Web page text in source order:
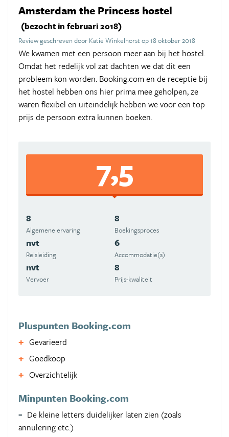
Amsterdam the Princess hostel
(bezocht in februari 2018)
Review geschreven door Katie Winkelhorst op 18 oktober 2018
We kwamen met een persoon meer aan bij het hostel.
Omdat het redelijk vol zat dachten we dat dit een
probleem kon worden. Booking.com en de receptie bij
het hostel hebben ons hier prima mee geholpen, ze
waren flexibel en uiteindelijk hebben we voor een top
prijs de persoon extra kunnen boeken.
7,5
8
Algemene ervaring
8
Boekingsproces
nvt
Reisleiding
6
Accommodatie(s)
nvt
Vervoer
8
Prijs-kwaliteit
Pluspunten Booking.com
Gevarieerd
Goedkoop
Overzichtelijk
Minpunten Booking.com
De kleine letters duidelijker laten zien (zoals
annulering etc.)